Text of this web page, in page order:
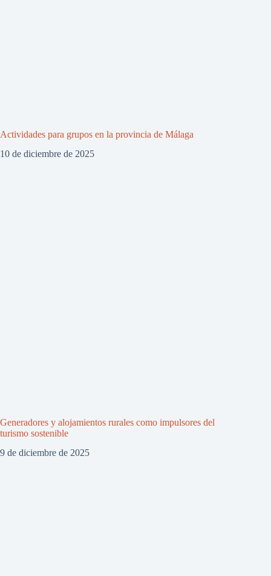
Actividades para grupos en la provincia de Málaga
10 de diciembre de 2025
Generadores y alojamientos rurales como impulsores del
turismo sostenible
9 de diciembre de 2025